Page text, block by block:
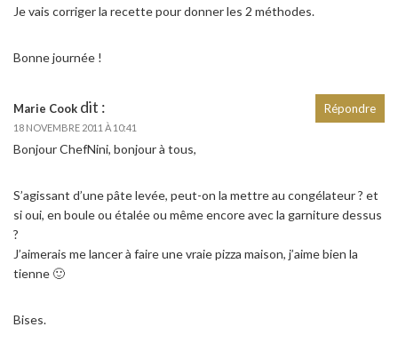
Je vais corriger la recette pour donner les 2 méthodes.
Bonne journée !
Marie Cook dit :
18 NOVEMBRE 2011 À 10:41
Bonjour ChefNini, bonjour à tous,
S’agissant d’une pâte levée, peut-on la mettre au congélateur ? et
si oui, en boule ou étalée ou même encore avec la garniture dessus
?
J’aimerais me lancer à faire une vraie pizza maison, j’aime bien la
tienne 🙂
Bises.
Répondre